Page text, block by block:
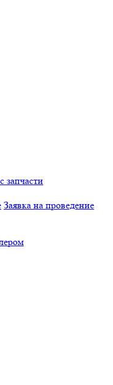
запчасти
Заявка на проведение